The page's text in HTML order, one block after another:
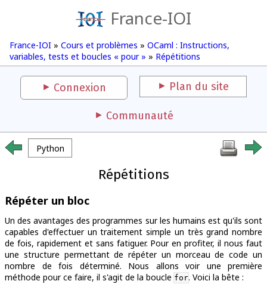
France-IOI
France-IOI » Cours et problèmes » OCaml : Instructions,
variables, tests et boucles « pour » » Répétitions
Connexion Plan du site
Communauté
Python
Répétitions
Répéter un bloc
Un des avantages des programmes sur les humains est qu'ils sont
capables d'effectuer un traitement simple un très grand nombre
de fois, rapidement et sans fatiguer. Pour en profiter, il nous faut
une structure permettant de répéter un morceau de code un
nombre de fois déterminé. Nous allons voir une première
méthode pour ce faire, il s'agit de la boucle for. Voici la bête :